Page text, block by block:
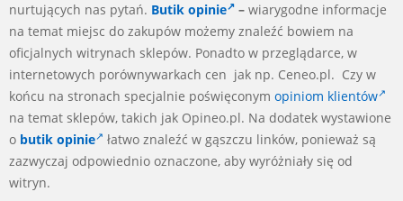
nurtujących nas pytań. Butik opinie – wiarygodne informacje
na temat miejsc do zakupów możemy znaleźć bowiem na
oficjalnych witrynach sklepów. Ponadto w przeglądarce, w
internetowych porównywarkach cen jak np. Ceneo.pl. Czy w
końcu na stronach specjalnie poświęconym opiniom klientów
na temat sklepów, takich jak Opineo.pl. Na dodatek wystawione
o butik opinie
łatwo znaleźć w gąszczu linków, ponieważ są
zazwyczaj odpowiednio oznaczone, aby wyróżniały się od
witryn.